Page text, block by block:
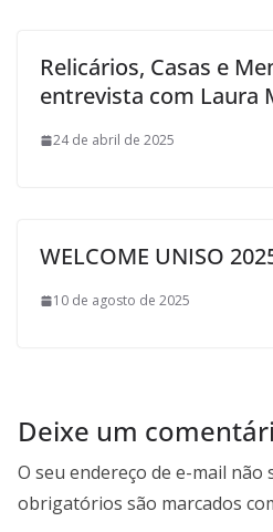
Relicários, Casas e
entrevista com Laura
24 de abril de 2025
WELCOME UNISO
10 de agosto de 2025
Deixe um
O seu endereço de e-mail não
obrigatórios são marcados